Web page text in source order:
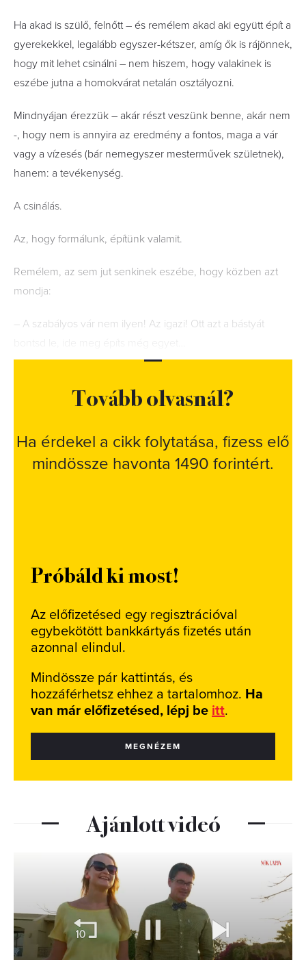
Ha akad is szülő, felnőtt – és remélem akad aki együtt épít a
gyerekekkel, legalább egyszer-kétszer, amíg ők is rájönnek,
hogy mit lehet csinálni – nem hiszem, hogy valakinek is
eszébe jutna a homokvárat netalán osztályozni.
Mindnyájan érezzük – akár részt veszünk benne, akár nem
-, hogy nem is annyira az eredmény a fontos, maga a vár
vagy a vízesés (bár nemegyszer mesterművek születnek),
hanem: a tevékenység.
A csinálás.
Az, hogy formálunk, építünk valamit.
Remélem, az sem jut senkinek eszébe, hogy közben azt
mondja:
– A szabályos vár nem ilyen! Az igazi! Ott azt a bástyát
Tovább olvasnál?
Ha érdekel a cikk folytatása, fizess elő
mindössze havonta 1490 forintért.
Próbáld ki most!
Az előfizetésed egy regisztrációval
egybekötött bankkártyás fizetés után
azonnal elindul.
Mindössze pár kattintás, és
hozzáférhetsz ehhez a tartalomhoz. Ha
van már előfizetésed, lépj be itt.
MEGNÉZEM
Ajánlott videó